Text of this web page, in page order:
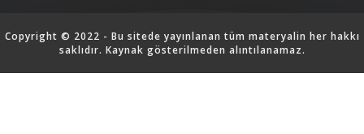
Copyright © 2022 - Bu sitede yayınlanan tüm materyalin her hakkı
saklıdır. Kaynak gösterilmeden alıntılanamaz.